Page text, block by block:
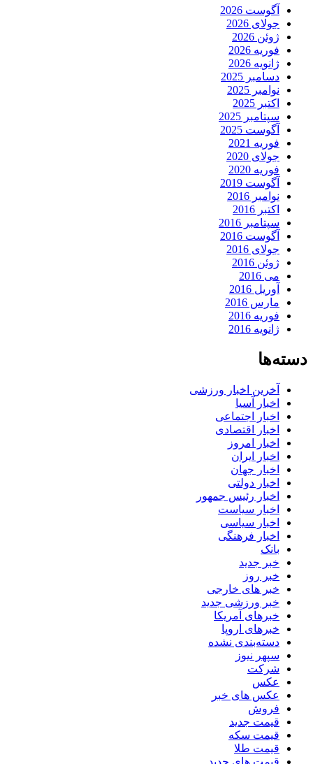
آگوست 2026
جولای 2026
ژوئن 2026
فوریه 2026
ژانویه 2026
دسامبر 2025
نوامبر 2025
اکتبر 2025
سپتامبر 2025
آگوست 2025
فوریه 2021
جولای 2020
فوریه 2020
آگوست 2019
نوامبر 2016
اکتبر 2016
سپتامبر 2016
آگوست 2016
جولای 2016
ژوئن 2016
می 2016
آوریل 2016
مارس 2016
فوریه 2016
ژانویه 2016
دسته‌ها
آخرین اخبار ورزشی
اخبار آسیا
اخبار اجتماعی
اخبار اقتصادی
اخبار امروز
اخبار ایران
اخبار جهان
اخبار دولتی
اخبار رئیس جمهور
اخبار سیاست
اخبار سیاسی
اخبار فرهنگی
بانک
خبر جدید
خبر روز
خبر های خارجی
خبر ورزشی جدید
خبرهای آمریکا
خبرهای اروپا
دسته‌بندی نشده
سپهر نیوز
شرکت
عکس
عکس های خبر
فروش
قیمت جدید
قیمت سکه
قیمت طلا